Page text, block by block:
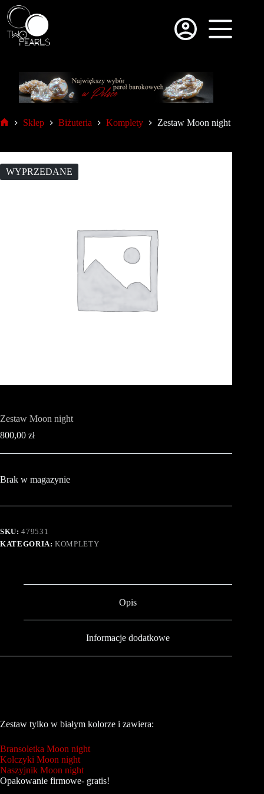
Sklep Biżuteria Komplety Zestaw Moon night
WYPRZEDANE
Zestaw Moon night
800,00 zł
Brak w magazynie
SKU:479531
KATEGORIA:KOMPLETY
Opis
Informacje dodatkowe
Zestaw tylko w białym kolorze i zawiera:
Bransoletka Moon night
Kolczyki Moon night
Naszyjnik Moon night
Opakowanie firmowe- gratis!